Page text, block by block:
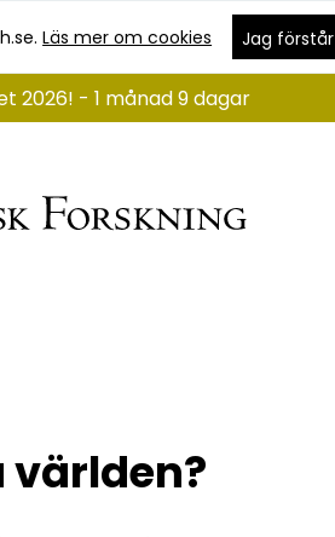
Läs mer om cookies Jag förstår
2026! - 1 månad 9 dagar
världen?